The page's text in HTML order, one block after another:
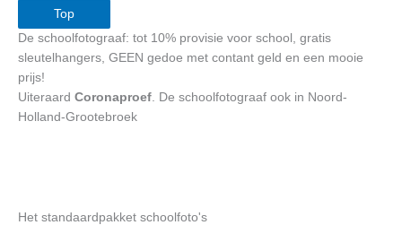
Top
De schoolfotograaf: tot 10% provisie voor school, gratis
sleutelhangers, GEEN gedoe met contant geld en een mooie
prijs!
Uiteraard Coronaproef . De schoolfotograaf ook in Noord-
Holland-Grootebroek
Het standaardpakket schoolfoto's